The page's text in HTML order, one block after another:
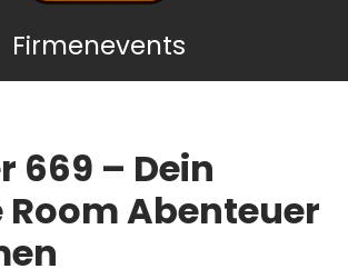
Firmenevents
669 – Dein
Room Abenteuer